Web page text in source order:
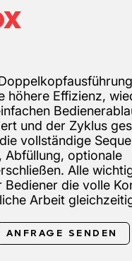
höhere Effizienz,
und der Zyklus
vollständige
Abfüllung, optionale
Alle
Bediener die volle
Arbeit
ANFRAGE SENDEN